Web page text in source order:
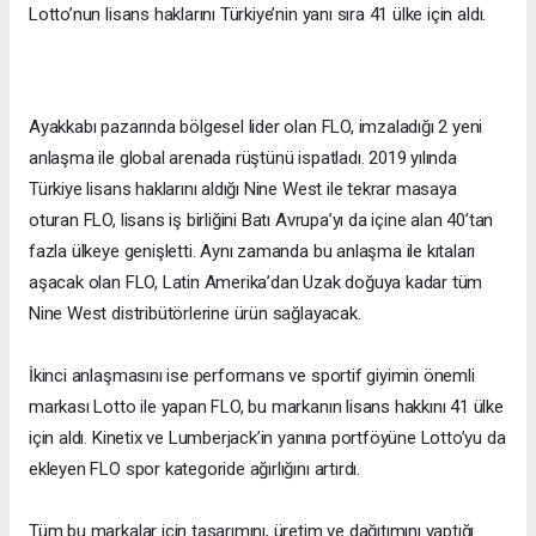
Lotto’nun lisans haklarını Türkiye’nin yanı sıra 41 ülke için aldı.
Ayakkabı pazarında bölgesel lider olan FLO, imzaladığı 2 yeni
anlaşma ile global arenada rüştünü ispatladı. 2019 yılında
Türkiye lisans haklarını aldığı Nine West ile tekrar masaya
oturan FLO, lisans iş birliğini Batı Avrupa’yı da içine alan 40’tan
fazla ülkeye genişletti. Aynı zamanda bu anlaşma ile kıtaları
aşacak olan FLO, Latin Amerika’dan Uzak doğuya kadar tüm
Nine West distribütörlerine ürün sağlayacak.
İkinci anlaşmasını ise performans ve sportif giyimin önemli
markası Lotto ile yapan FLO, bu markanın lisans hakkını 41 ülke
için aldı. Kinetix ve Lumberjack’in yanına portföyüne Lotto’yu da
ekleyen FLO spor kategoride ağırlığını artırdı.
Tüm bu markalar için tasarımını, üretim ve dağıtımını yaptığı